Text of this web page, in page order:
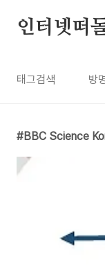
인터넷떠
태그검색 방
BBC Science